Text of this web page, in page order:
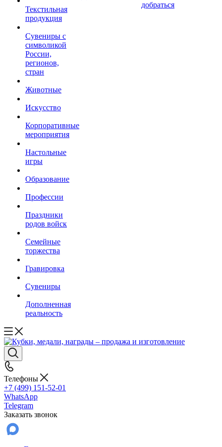
Текстильная
продукция
Сувениры с
символикой
России,
регионов,
стран
Животные
Искусство
Корпоративные
мероприятия
Настольные
игры
Образование
Профессии
Праздники
родов войск
Семейные
торжества
Гравировка
Сувениры
Дополненная
реальность
добраться
Телефоны
+7 (499) 151-52-01
WhatsApp
Telegram
Заказать звонок